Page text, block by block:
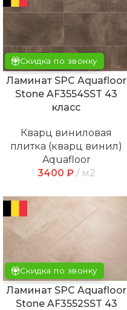
Скидка по звонку
Ламинат SPC Aquafloor
Stone AF3554SST 43
класс
Кварц виниловая
плитка (кварц винил)
Aquafloor
3400 ₽ м2
Скидка по звонку
Ламинат SPC Aquafloor
Stone AF3552SST 43